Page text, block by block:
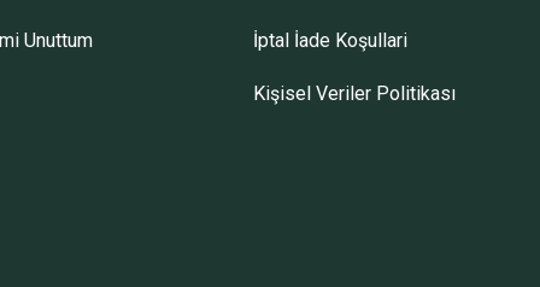
Unuttum İptal İade Koşullari
Kişisel Veriler Politikası